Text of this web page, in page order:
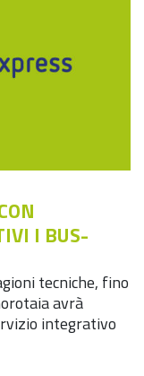
I BUS-
tecniche, fino
avrà
integrativo